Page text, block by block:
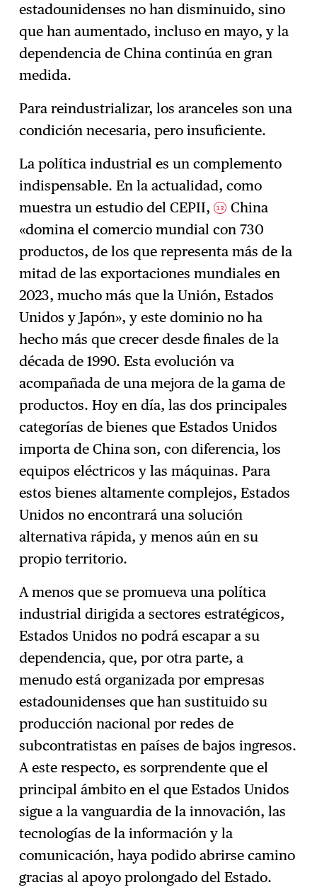
estadounidenses no han disminuido, sino
que han aumentado, incluso en mayo, y la
dependencia de China continúa en gran
medida.
Para reindustrializar, los aranceles son una
condición necesaria, pero insuficiente.
La política industrial es un complemento
indispensable. En la actualidad, como
muestra un estudio del CEPII,13 China
«domina el comercio mundial con 730
productos, de los que representa más de la
mitad de las exportaciones mundiales en
2023, mucho más que la Unión, Estados
Unidos y Japón», y este dominio no ha
hecho más que crecer desde finales de la
década de 1990. Esta evolución va
acompañada de una mejora de la gama de
productos. Hoy en día, las dos principales
categorías de bienes que Estados Unidos
importa de China son, con diferencia, los
equipos eléctricos y las máquinas. Para
estos bienes altamente complejos, Estados
Unidos no encontrará una solución
alternativa rápida, y menos aún en su
propio territorio.
A menos que se promueva una política
industrial dirigida a sectores estratégicos,
Estados Unidos no podrá escapar a su
dependencia, que, por otra parte, a
menudo está organizada por empresas
estadounidenses que han sustituido su
producción nacional por redes de
subcontratistas en países de bajos ingresos.
A este respecto, es sorprendente que el
principal ámbito en el que Estados Unidos
sigue a la vanguardia de la innovación, las
tecnologías de la información y la
comunicación, haya podido abrirse camino
gracias al apoyo prolongado del Estado.